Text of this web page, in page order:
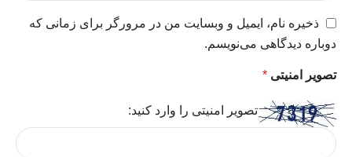
ذخیره نام، ایمیل و وبسایت من در مرورگر برای زمانی که
دوباره دیدگاهی می‌نویسم.
تصویر امنیتی *
تصویر امنیتی را وارد کنید: